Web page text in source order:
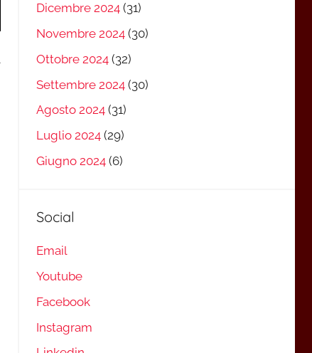
Dicembre 2024(31)
Novembre 2024(30)
Ottobre 2024(32)
Settembre 2024(30)
Agosto 2024(31)
Luglio 2024(29)
Giugno 2024(6)
Social
Email
Youtube
Facebook
Instagram